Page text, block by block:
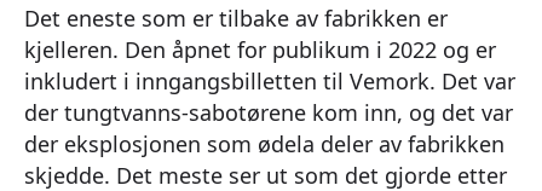
Det eneste som er tilbake av fabrikken er
kjelleren. Den åpnet for publikum i 2022 og er
inkludert i inngangsbilletten til Vemork. Det var
der tungtvanns-sabotørene kom inn, og det var
der eksplosjonen som ødela deler av fabrikken
skjedde. Det meste ser ut som det gjorde etter